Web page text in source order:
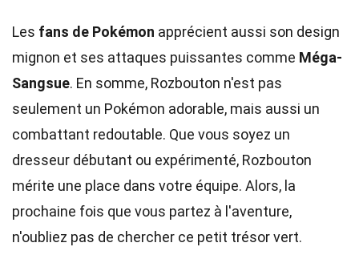
Les fans de Pokémon apprécient aussi son design
mignon et ses attaques puissantes comme Méga-
Sangsue. En somme, Rozbouton n'est pas
seulement un Pokémon adorable, mais aussi un
combattant redoutable. Que vous soyez un
dresseur débutant ou expérimenté, Rozbouton
mérite une place dans votre équipe. Alors, la
prochaine fois que vous partez à l'aventure,
n'oubliez pas de chercher ce petit trésor vert.